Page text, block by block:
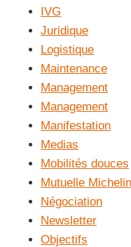
IVG
Juridique
Logistique
Maintenance
Management
Management
Manifestation
Medias
Mobilités douces
Mutuelle Michelin
Négociation
Newsletter
Objectifs